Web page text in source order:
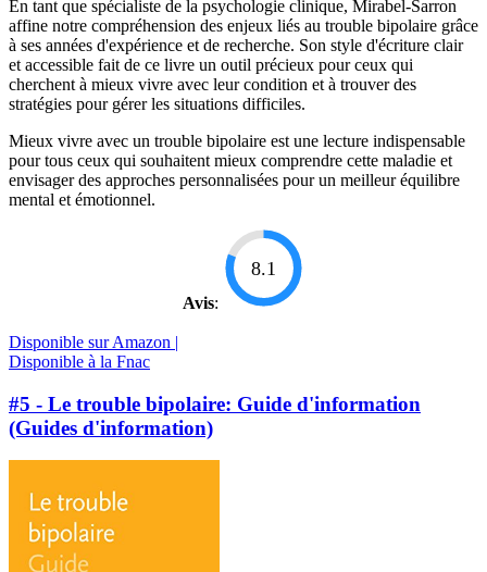
En tant que spécialiste de la psychologie clinique, Mirabel-Sarron
affine notre compréhension des enjeux liés au trouble bipolaire grâce
à ses années d'expérience et de recherche. Son style d'écriture clair
et accessible fait de ce livre un outil précieux pour ceux qui
cherchent à mieux vivre avec leur condition et à trouver des
stratégies pour gérer les situations difficiles.
Mieux vivre avec un trouble bipolaire est une lecture indispensable
pour tous ceux qui souhaitent mieux comprendre cette maladie et
envisager des approches personnalisées pour un meilleur équilibre
mental et émotionnel.
Avis:
8.1
Disponible sur Amazon |
Disponible à la Fnac
#5 - Le trouble bipolaire: Guide d'information
(Guides d'information)